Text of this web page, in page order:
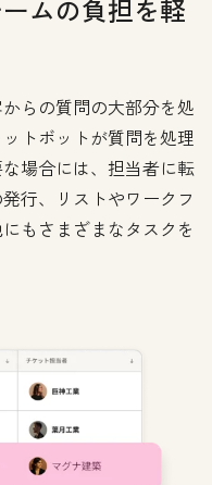
ムの負担を軽
らの質問の大部分を処
トボットが質問を処理
場合には、担当者に転
行、リストやワークフ
もさまざまなタスクを